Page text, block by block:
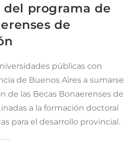
programa de
de
públicas con
de Buenos Aires a sumarse
de las Becas Bonaerenses de
a la formación doctoral
para el desarrollo provincial.